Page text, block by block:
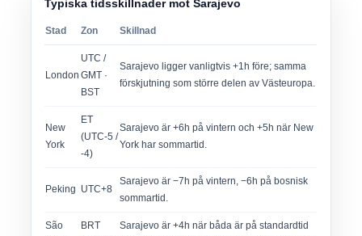
Typiska tidsskillnader mot Sarajevo
Stad Zon Skillnad
London
UTC /
GMT ·
BST
Sarajevo ligger vanligtvis +1h före; samma
förskjutning som större delen av Västeuropa.
New
York
ET
(UTC-5 /
-4)
Sarajevo är +6h på vintern och +5h när New
York har sommartid.
Peking UTC+8
Sarajevo är −7h på vintern, −6h på bosnisk
sommartid.
São
BRT
Sarajevo är +4h när båda är på standardtid